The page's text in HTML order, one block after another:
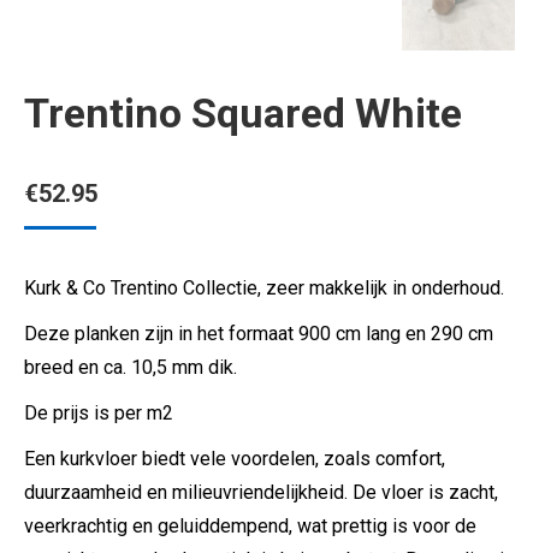
Trentino Squared White
€52.95
Kurk & Co Trentino Collectie, zeer makkelijk in onderhoud.
Deze planken zijn in het formaat 900 cm lang en 290 cm
breed en ca. 10,5 mm dik.
De prijs is per m2
Een kurkvloer biedt vele voordelen, zoals comfort,
duurzaamheid en milieuvriendelijkheid. De vloer is zacht,
veerkrachtig en geluiddempend, wat prettig is voor de